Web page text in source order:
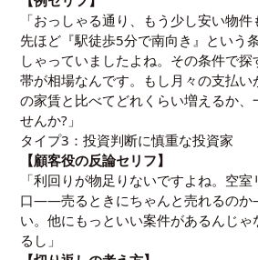
「おっしゃる通り、もう少し安い物件
先ほど『駅徒歩5分で南向き』という
しゃっていましたよね。その条件で
帯が相場なんです。もし月々の支払い
の家賃と比べてどれくらい増えるか、
せんか?」
タイプ3：投資判断に慎重な投資家
【顧客役の反論セリフ】
「利回りが物足りないですよね。空
口——売るときにちゃんと売れるの
い。他にもっといい案件があるんじ
るし」